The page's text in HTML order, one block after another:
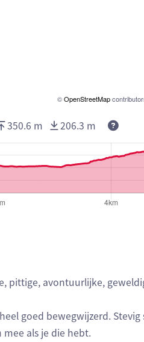
©OpenStreetMap
350.6 m 206.3 m
pittige, avontuurlijke,
goed bewegwijzerd.
als je die hebt.